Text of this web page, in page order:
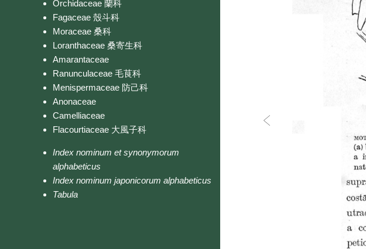
Orchidaceae 蘭科
Fagaceae 殼斗科
Moraceae 桑科
Loranthaceae 桑寄生科
Amarantaceae
Ranunculaceae 毛茛科
Menispermaceae 防己科
Anonaceae
Camelliaceae
Flacourtiaceae 大風子科
Index nominum et synonymorum
alphabeticus
Index nominum japonicorum alphabeticus
Tabula